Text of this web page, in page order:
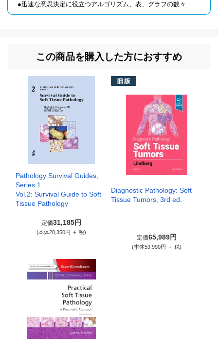
●迅速な意思決定に役立つアルゴリズム、表、グラフの数々
この商品を購入した方におすすめ
Pathology Survival Guides,
Series 1
Vol.2: Survival Guide to Soft
Tissue Pathology
定価31,185円
(本体28,350円 ＋ 税)
Diagnostic Pathology: Soft
Tissue Tumors, 3rd ed.
定価65,989円
(本体59,990円 ＋ 税)